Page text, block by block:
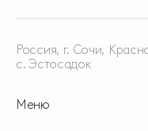
Меню
Россия, г. Сочи,
с. Эстосадок